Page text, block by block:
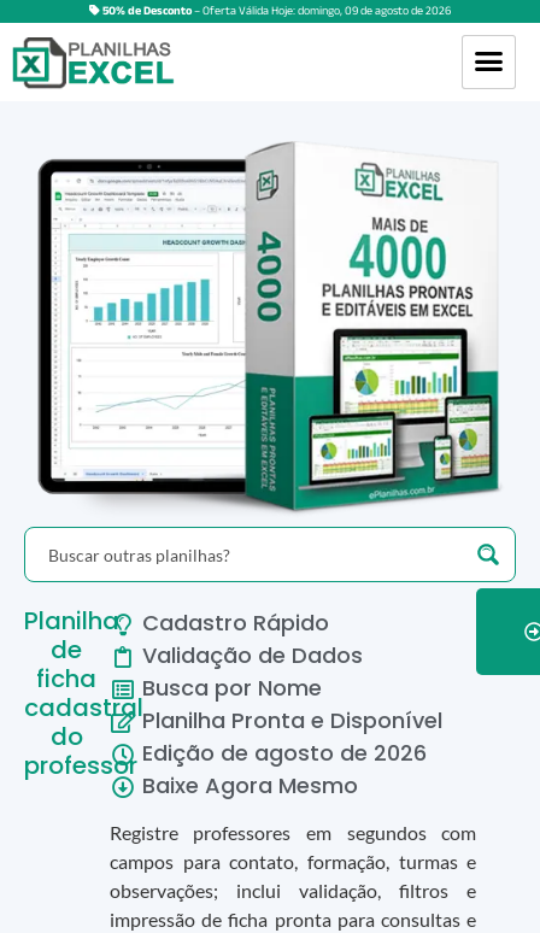
50% de Desconto– Oferta Válida Hoje:domingo,09deagostode2026
Planilha
de
ficha
cadastral
do
professor
Cadastro Rápido
Validação de Dados
Busca por Nome
Planilha Pronta e Disponível
Edição de agosto de 2026
Baixe Agora Mesmo
Registre professores em segundos com
campos para contato, formação, turmas e
observações; inclui validação, filtros e
impressão de ficha pronta para consultas e